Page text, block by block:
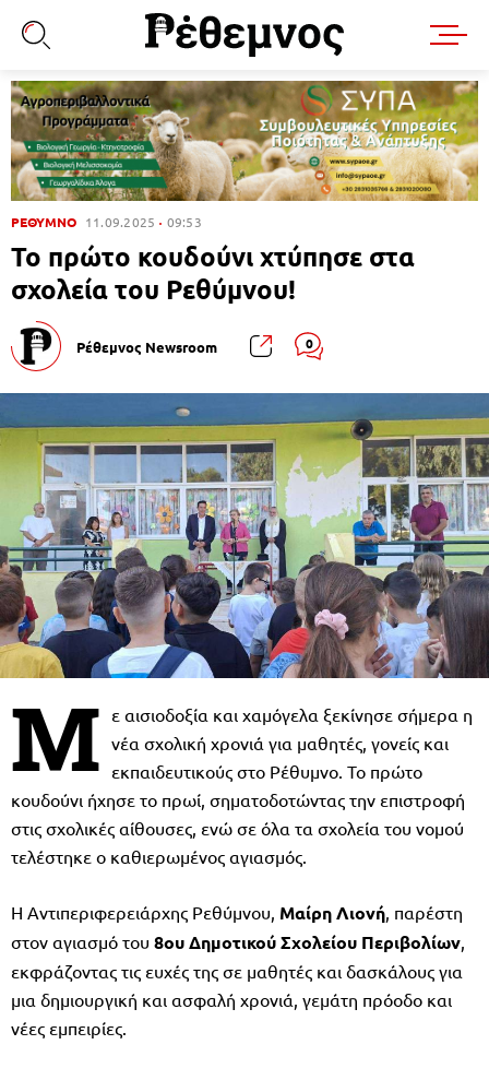
ΡΕΘΥΜΝΟ 11.09.2025 09:53
Το πρώτο κουδούνι χτύπησε στα
σχολεία του Ρεθύμνου!
Ρέθεμνος Newsroom 0
Μ ε αισιοδοξία και χαμόγελα ξεκίνησε σήμερα η
νέα σχολική χρονιά για μαθητές, γονείς και
εκπαιδευτικούς στο Ρέθυμνο. Το πρώτο
κουδούνι ήχησε το πρωί, σηματοδοτώντας την επιστροφή
στις σχολικές αίθουσες, ενώ σε όλα τα σχολεία του νομού
τελέστηκε ο καθιερωμένος αγιασμός.
Η Αντιπεριφερειάρχης Ρεθύμνου, Μαίρη Λιονή , παρέστη
στον αγιασμό του 8ου Δημοτικού Σχολείου Περιβολίων
εκφράζοντας τις ευχές της σε μαθητές και δασκάλους για
μια δημιουργική και ασφαλή χρονιά, γεμάτη πρόοδο και
νέες εμπειρίες.